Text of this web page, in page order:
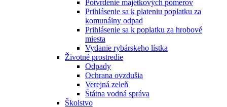
Potvrdenie majetkových pomerov
Prihlásenie sa k plateniu poplatku za
komunálny odpad
Prihlásenie sa k poplatku za hrobové
miesta
Vydanie rybárskeho lístka
Životné prostredie
Odpady
Ochrana ovzdušia
Verejná zeleň
Štátna vodná správa
Školstvo